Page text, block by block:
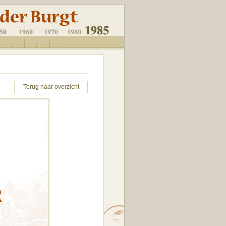
Terug naar overzicht